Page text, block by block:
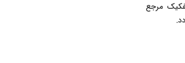
مرجع